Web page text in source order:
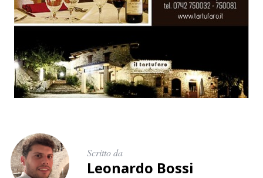
Scritto da
Leonardo Bossi
e
r
a
p
e
r
: